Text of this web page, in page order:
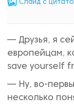
Cлайд с
— Друзья, я
европейцам,
save yourself
— Ну, во-
несколько